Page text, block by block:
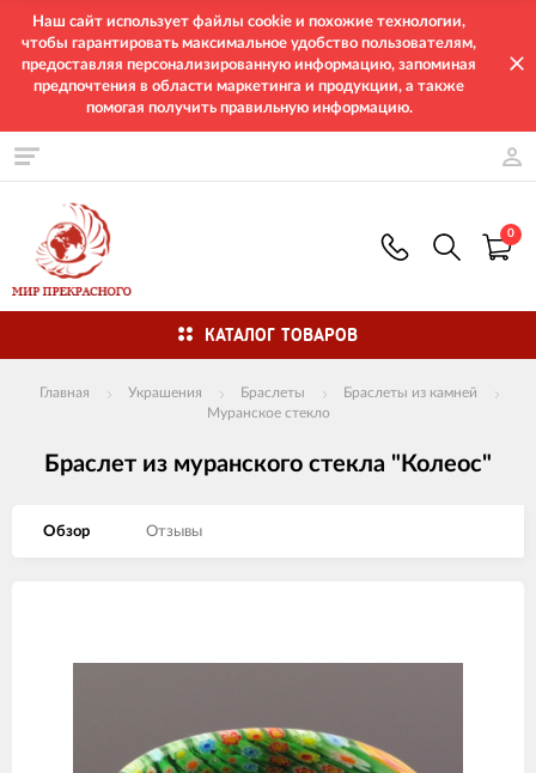
Наш сайт использует файлы cookie и похожие технологии,
чтобы гарантировать максимальное удобство пользователям,
предоставляя персонализированную информацию, запоминая
предпочтения в области маркетинга и продукции, а также
помогая получить правильную информацию.
0
КАТАЛОГ ТОВАРОВ
Главная Украшения Браслеты
Браслеты из камней
Муранское стекло
Браслет из муранского стекла "Колеос"
Обзор Отзывы